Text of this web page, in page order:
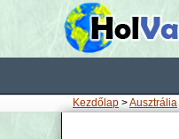
Kezdőlap >Ausztrália